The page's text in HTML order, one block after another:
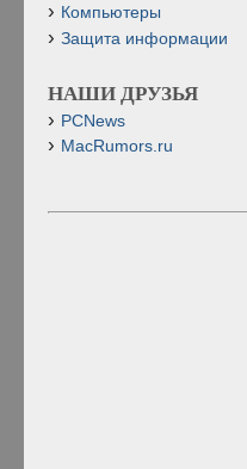
Компьютеры
Защита информации
НАШИ ДРУЗЬЯ
PCNews
MacRumors.ru